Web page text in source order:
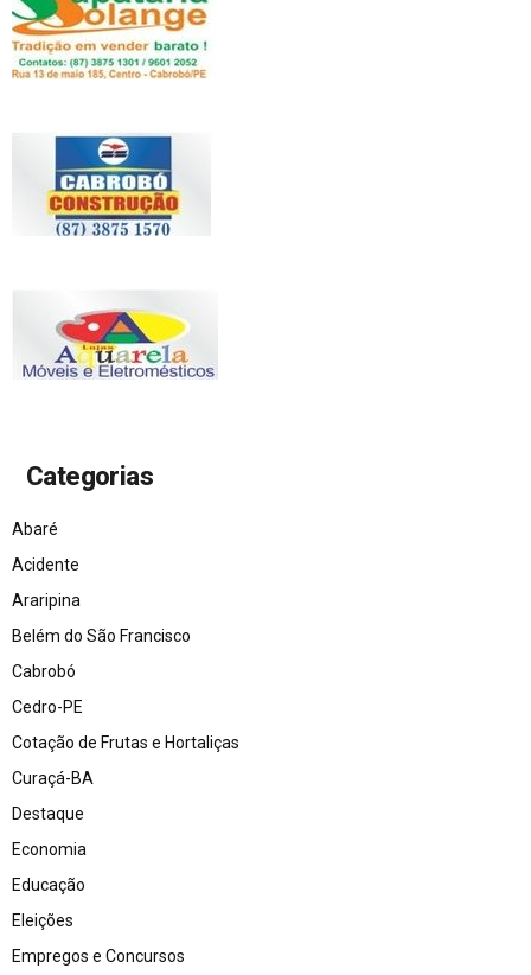
Categorias
Abaré
Acidente
Araripina
Belém do São Francisco
Cabrobó
Cedro-PE
Cotação de Frutas e Hortaliças
Curaçá-BA
Destaque
Economia
Educação
Eleições
Empregos e Concursos